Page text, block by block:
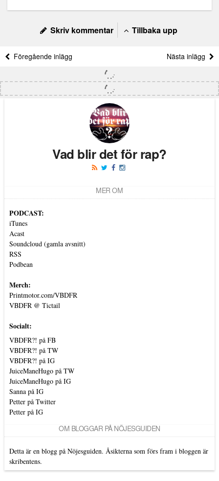
Skriv kommentar Tillbaka upp
Föregående inlägg Nästa inlägg
Vad blir det för rap?
MER OM
PODCAST:
iTunes
Acast
Soundcloud (gamla avsnitt)
RSS
Podbean
Merch:
Printmotor.com/VBDFR
VBDFR @ Tictail
Socialt:
VBDFR?! på FB
VBDFR?! på TW
VBDFR?! på IG
JuiceManeHugo på TW
JuiceManeHugo på IG
Sanna på IG
Petter på Twitter
Petter på IG
OM BLOGGAR PÅ NÖJESGUIDEN
Detta är en blogg på Nöjesguiden. Åsikterna som förs fram i bloggen är
skribentens.